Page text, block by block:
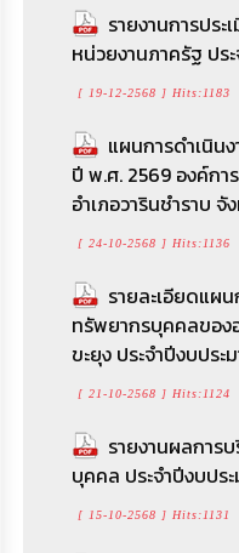
รายงานการปร
หน่วยงานภาครัฐ ปร
[ 19-12-2568 ] Hits:1183
แผนการดำเนิน
ปี พ.ศ. 2569 องค์กา
อำเภอวารินชำราบ
[ 24-10-2568 ] Hits:1136
รายละเอียดแผ
ทรัพยากรบุคคลของ
ขะยุง ประจำปีงบปร
[ 21-10-2568 ] Hits:1124
รายงานผลการ
บุคคล ประจำปีงบปร
[ 15-10-2568 ] Hits:1131